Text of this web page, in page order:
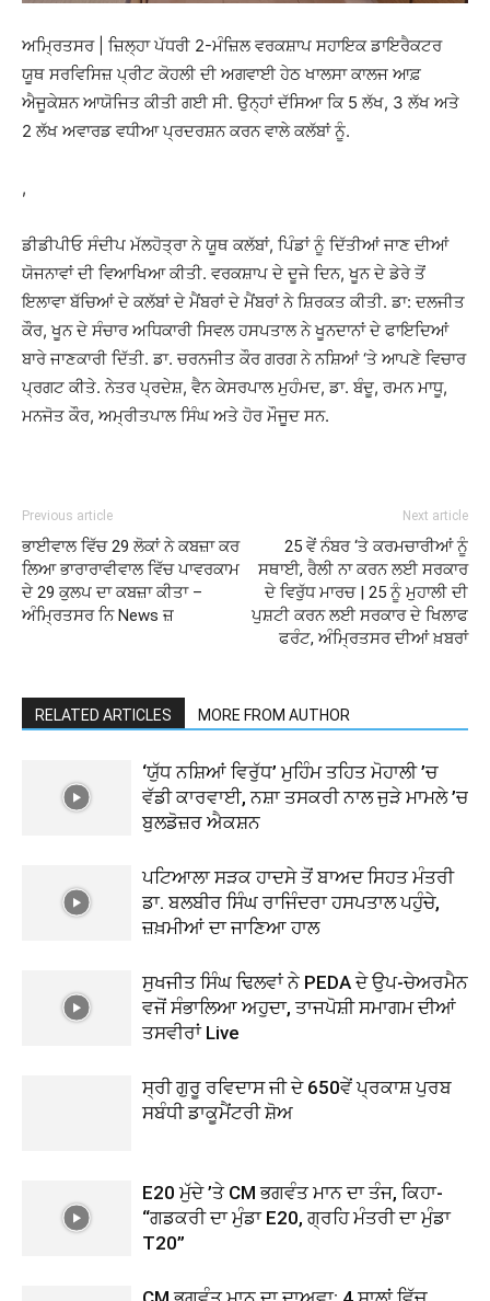
ਅਮ੍ਰਿਤਸਰ | ਜ਼ਿਲ੍ਹਾ ਪੱਧਰੀ 2-ਮੰਜ਼ਿਲ ਵਰਕਸ਼ਾਪ ਸਹਾਇਕ ਡਾਇਰੈਕਟਰ
ਯੂਥ ਸਰਵਿਸਿਜ਼ ਪ੍ਰੀਟ ਕੋਹਲੀ ਦੀ ਅਗਵਾਈ ਹੇਠ ਖਾਲਸਾ ਕਾਲਜ ਆਫ਼
ਐਜੂਕੇਸ਼ਨ ਆਯੋਜਿਤ ਕੀਤੀ ਗਈ ਸੀ. ਉਨ੍ਹਾਂ ਦੱਸਿਆ ਕਿ 5 ਲੱਖ, 3 ਲੱਖ ਅਤੇ
2 ਲੱਖ ਅਵਾਰਡ ਵਧੀਆ ਪ੍ਰਦਰਸ਼ਨ ਕਰਨ ਵਾਲੇ ਕਲੱਬਾਂ ਨੂੰ.
,
ਡੀਡੀਪੀਓ ਸੰਦੀਪ ਮੱਲਹੋਤ੍ਰਾ ਨੇ ਯੂਥ ਕਲੱਬਾਂ, ਪਿੰਡਾਂ ਨੂੰ ਦਿੱਤੀਆਂ ਜਾਣ ਦੀਆਂ
ਯੋਜਨਾਵਾਂ ਦੀ ਵਿਆਖਿਆ ਕੀਤੀ. ਵਰਕਸ਼ਾਪ ਦੇ ਦੂਜੇ ਦਿਨ, ਖੂਨ ਦੇ ਡੇਰੇ ਤੋਂ
ਇਲਾਵਾ ਬੱਚਿਆਂ ਦੇ ਕਲੱਬਾਂ ਦੇ ਮੈਂਬਰਾਂ ਦੇ ਮੈਂਬਰਾਂ ਨੇ ਸ਼ਿਰਕਤ ਕੀਤੀ. ਡਾ: ਦਲਜੀਤ
ਕੌਰ, ਖੂਨ ਦੇ ਸੰਚਾਰ ਅਧਿਕਾਰੀ ਸਿਵਲ ਹਸਪਤਾਲ ਨੇ ਖੂਨਦਾਨਾਂ ਦੇ ਫਾਇਦਿਆਂ
ਬਾਰੇ ਜਾਣਕਾਰੀ ਦਿੱਤੀ. ਡਾ. ਚਰਨਜੀਤ ਕੌਰ ਗਰਗ ਨੇ ਨਸ਼ਿਆਂ ‘ਤੇ ਆਪਣੇ ਵਿਚਾਰ
ਪ੍ਰਗਟ ਕੀਤੇ. ਨੇਤਰ ਪ੍ਰਦੇਸ਼, ਵੈਨ ਕੇਸਰਪਾਲ ਮੁਹੰਮਦ, ਡਾ. ਬੰਦੂ, ਰਮਨ ਮਾਧੂ,
ਮਨਜੋਤ ਕੌਰ, ਅਮ੍ਰੀਤਪਾਲ ਸਿੰਘ ਅਤੇ ਹੋਰ ਮੌਜੂਦ ਸਨ.
Previous article
ਭਾਈਵਾਲ ਵਿੱਚ 29 ਲੋਕਾਂ ਨੇ ਕਬਜ਼ਾ ਕਰ
ਲਿਆ ਭਾਰਾਰਾਵੀਵਾਲ ਵਿੱਚ ਪਾਵਰਕਾਮ
ਦੇ 29 ਕੁਲਪ ਦਾ ਕਬਜ਼ਾ ਕੀਤਾ –
ਅੰਮ੍ਰਿਤਸਰ ਨਿ News ਜ਼
Next article
25 ਵੇਂ ਨੰਬਰ ‘ਤੇ ਕਰਮਚਾਰੀਆਂ ਨੂੰ
ਸਥਾਈ, ਰੈਲੀ ਨਾ ਕਰਨ ਲਈ ਸਰਕਾਰ
ਦੇ ਵਿਰੁੱਧ ਮਾਰਚ | 25 ਨੂੰ ਮੁਹਾਲੀ ਦੀ
ਪੁਸ਼ਟੀ ਕਰਨ ਲਈ ਸਰਕਾਰ ਦੇ ਖਿਲਾਫ
ਫਰੰਟ, ਅੰਮ੍ਰਿਤਸਰ ਦੀਆਂ ਖ਼ਬਰਾਂ
RELATED ARTICLES MORE FROM AUTHOR
‘ਯੁੱਧ ਨਸ਼ਿਆਂ ਵਿਰੁੱਧ’ ਮੁਹਿੰਮ ਤਹਿਤ ਮੋਹਾਲੀ ’ਚ
ਵੱਡੀ ਕਾਰਵਾਈ, ਨਸ਼ਾ ਤਸਕਰੀ ਨਾਲ ਜੁੜੇ ਮਾਮਲੇ ’ਚ
ਬੁਲਡੋਜ਼ਰ ਐਕਸ਼ਨ
ਪਟਿਆਲਾ ਸੜਕ ਹਾਦਸੇ ਤੋਂ ਬਾਅਦ ਸਿਹਤ ਮੰਤਰੀ
ਡਾ. ਬਲਬੀਰ ਸਿੰਘ ਰਾਜਿੰਦਰਾ ਹਸਪਤਾਲ ਪਹੁੰਚੇ,
ਜ਼ਖ਼ਮੀਆਂ ਦਾ ਜਾਣਿਆ ਹਾਲ
ਸੁਖਜੀਤ ਸਿੰਘ ਢਿਲਵਾਂ ਨੇ PEDA ਦੇ ਉਪ-ਚੇਅਰਮੈਨ
ਵਜੋਂ ਸੰਭਾਲਿਆ ਅਹੁਦਾ, ਤਾਜਪੋਸ਼ੀ ਸਮਾਗਮ ਦੀਆਂ
ਤਸਵੀਰਾਂ Live
ਸ੍ਰੀ ਗੁਰੂ ਰਵਿਦਾਸ ਜੀ ਦੇ 650ਵੇਂ ਪ੍ਰਕਾਸ਼ ਪੁਰਬ
ਸਬੰਧੀ ਡਾਕੂਮੈਂਟਰੀ ਸ਼ੋਅ
E20 ਮੁੱਦੇ ’ਤੇ CM ਭਗਵੰਤ ਮਾਨ ਦਾ ਤੰਜ, ਕਿਹਾ-
“ਗਡਕਰੀ ਦਾ ਮੁੰਡਾ E20, ਗ੍ਰਹਿ ਮੰਤਰੀ ਦਾ ਮੁੰਡਾ
T20”